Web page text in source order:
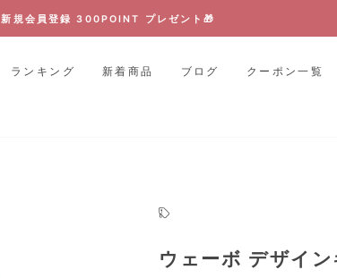
ス
ラ
新規会員登録 300POINT プレゼント🎁
ランキング 新着商品 ブログ クーポン一覧
ウェーボ デザイ